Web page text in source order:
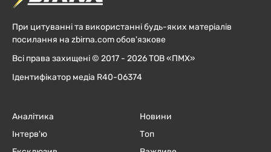
При цитуванні та використанні будь-яких матеріалів
посилання на zbirna.com обов'язкове
Всі права захищені © 2017 - 2026 ТОВ «ПМХ»
Ідентифікатор медіа R40-06374
Аналітика
Інтерв'ю
Новини
Топ